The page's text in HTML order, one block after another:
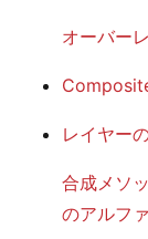
オーバー
レイヤー
合成メソ
のアルフ